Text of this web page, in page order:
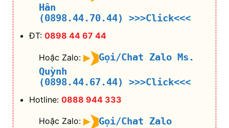
Hân
(0898.44.70.44)
>>>Click<<<
ĐT: 0898 44 67 44
Hoặc Zalo:
Gọi/Chat Zalo Ms.
Quỳnh
(0898.44.67.44)
>>>Click<<<
Hotline: 0888 944 333
Hoặc Zalo:
Gọi/Chat Zalo